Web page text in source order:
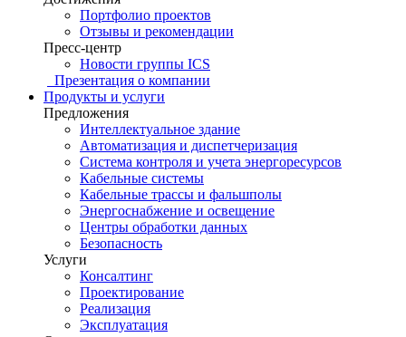
Портфолио проектов
Отзывы и рекомендации
Пресс-центр
Новости группы ICS
Презентация о компании
Продукты и услуги
Предложения
Интеллектуальное здание
Автоматизация и диспетчеризация
Система контроля и учета энергоресурсов
Кабельные системы
Кабельные трассы и фальшполы
Энергоснабжение и освещение
Центры обработки данных
Безопасность
Услуги
Консалтинг
Проектирование
Реализация
Эксплуатация